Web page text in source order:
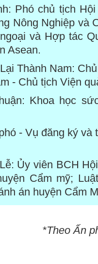
Phó chủ tịch
Nông Nghiệp và
và Hợp tác
Asean.
Thành Nam:
- Chủ tịch Viện
Khoa học
- Vụ đăng ký và
Ủy viên BCH
Cẩm mỹ;
án huyện Cẩm
*Theo Ấn